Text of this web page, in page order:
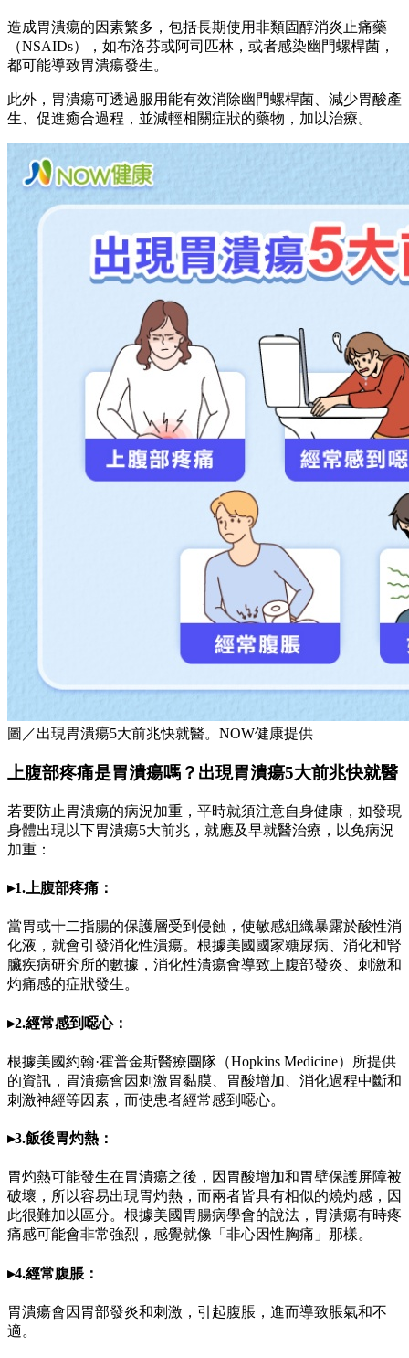
造成胃潰瘍的因素繁多，包括長期使用非類固醇消炎止痛藥
（NSAIDs），如布洛芬或阿司匹林，或者感染幽門螺桿菌，
都可能導致胃潰瘍發生。
此外，胃潰瘍可透過服用能有效消除幽門螺桿菌、減少胃酸產
生、促進癒合過程，並減輕相關症狀的藥物，加以治療。
圖／出現胃潰瘍5大前兆快就醫。NOW健康提供
上腹部疼痛是胃潰瘍嗎？出現胃潰瘍5大前兆快就醫
若要防止胃潰瘍的病況加重，平時就須注意自身健康，如發現
身體出現以下胃潰瘍5大前兆，就應及早就醫治療，以免病況
加重：
▸1.上腹部疼痛：
當胃或十二指腸的保護層受到侵蝕，使敏感組織暴露於酸性消
化液，就會引發消化性潰瘍。根據美國國家糖尿病、消化和腎
臟疾病研究所的數據，消化性潰瘍會導致上腹部發炎、刺激和
灼痛感的症狀發生。
▸2.經常感到噁心：
根據美國約翰·霍普金斯醫療團隊（Hopkins Medicine）所提供
的資訊，胃潰瘍會因刺激胃黏膜、胃酸增加、消化過程中斷和
刺激神經等因素，而使患者經常感到噁心。
▸3.飯後胃灼熱：
胃灼熱可能發生在胃潰瘍之後，因胃酸增加和胃壁保護屏障被
破壞，所以容易出現胃灼熱，而兩者皆具有相似的燒灼感，因
此很難加以區分。根據美國胃腸病學會的說法，胃潰瘍有時疼
痛感可能會非常強烈，感覺就像「非心因性胸痛」那樣。
▸4.經常腹脹：
胃潰瘍會因胃部發炎和刺激，引起腹脹，進而導致脹氣和不
適。